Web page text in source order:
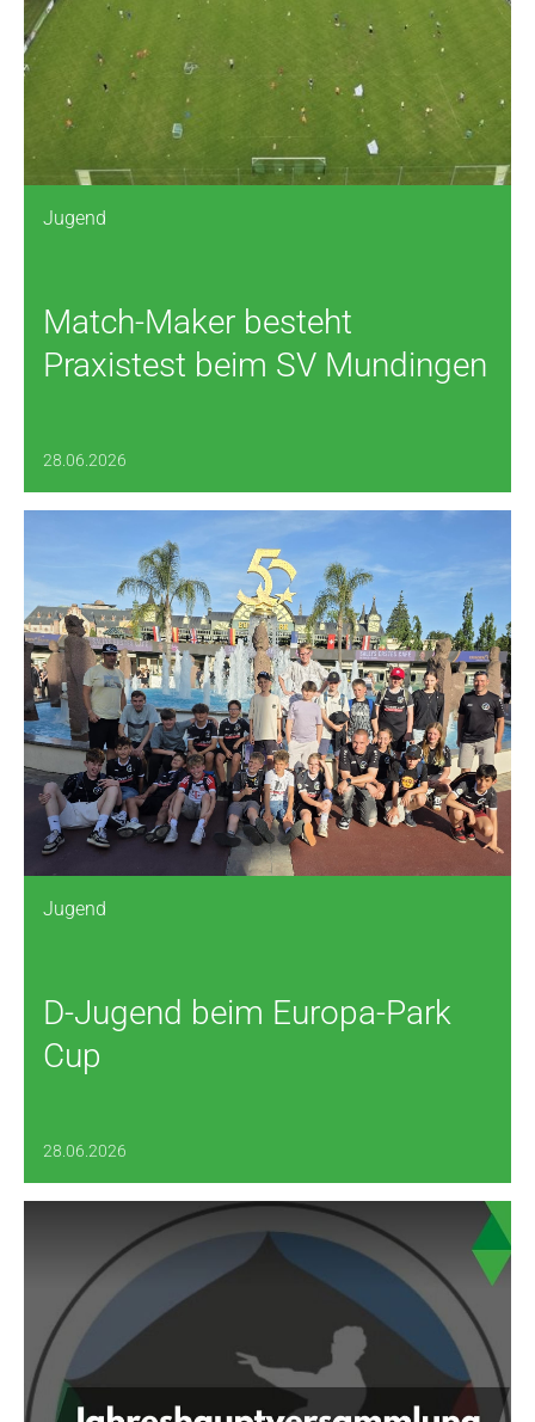
Jugend
Match-Maker besteht
Praxistest beim SV Mundingen
28.06.2026
Jugend
D-Jugend beim Europa-Park
Cup
28.06.2026